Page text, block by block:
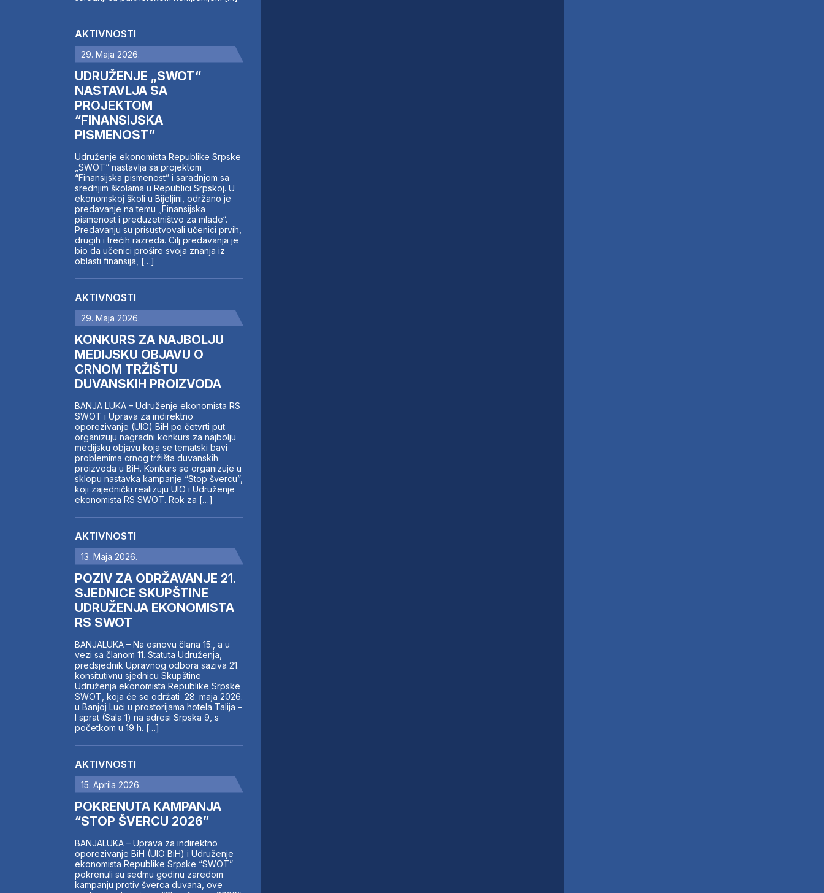
AKTIVNOSTI
29. Maja 2026.
UDRUŽENJE „SWOT“
NASTAVLJA SA
PROJEKTOM
“FINANSIJSKA
PISMENOST”
Udruženje ekonomista Republike Srpske
„SWOT“ nastavlja sa projektom
“Finansijska pismenost” i saradnjom sa
srednjim školama u Republici Srpskoj. U
ekonomskoj školi u Bijeljini, održano je
predavanje na temu „Finansijska
pismenost i preduzetništvo za mlade“.
Predavanju su prisustvovali učenici prvih,
drugih i trećih razreda. Cilj predavanja je
bio da učenici prošire svoja znanja iz
oblasti finansija, […]
AKTIVNOSTI
29. Maja 2026.
KONKURS ZA NAJBOLJU
MEDIJSKU OBJAVU O
CRNOM TRŽIŠTU
DUVANSKIH PROIZVODA
BANJA LUKA – Udruženje ekonomista RS
SWOT i Uprava za indirektno
oporezivanje (UIO) BiH po četvrti put
organizuju nagradni konkurs za najbolju
medijsku objavu koja se tematski bavi
problemima crnog tržišta duvanskih
proizvoda u BiH. Konkurs se organizuje u
sklopu nastavka kampanje “Stop švercu”,
koji zajednički realizuju UIO i Udruženje
ekonomista RS SWOT. Rok za […]
AKTIVNOSTI
13. Maja 2026.
POZIV ZA ODRŽAVANJE 21.
SJEDNICE SKUPŠTINE
UDRUŽENJA EKONOMISTA
RS SWOT
BANJALUKA – Na osnovu člana 15., a u
vezi sa članom 11. Statuta Udruženja,
predsjednik Upravnog odbora saziva 21.
konsitutivnu sjednicu Skupštine
Udruženja ekonomista Republike Srpske
SWOT, koja će se održati 28. maja 2026.
u Banjoj Luci u prostorijama hotela Talija –
I sprat (Sala 1) na adresi Srpska 9, s
početkom u 19 h. […]
AKTIVNOSTI
15. Aprila 2026.
POKRENUTA KAMPANJA
“STOP ŠVERCU 2026”
BANJALUKA – Uprava za indirektno
oporezivanje BiH (UIO BiH) i Udruženje
ekonomista Republike Srpske “SWOT”
pokrenuli su sedmu godinu zaredom
kampanju protiv šverca duvana, ove